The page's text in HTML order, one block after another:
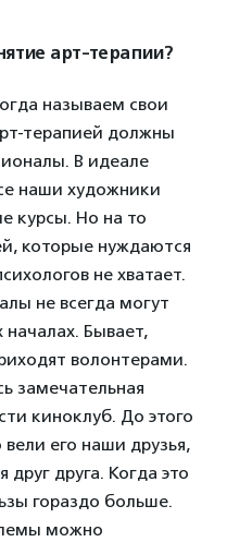
арт-терапии?
называем свои
терапией должны
В идеале
наши художники
курсы. Но на то
которые нуждаются
не хватает.
не всегда могут
Бывает,
волонтерами.
замечательная
киноклуб. До этого
его наши друзья,
друга. Когда это
гораздо больше.
можно